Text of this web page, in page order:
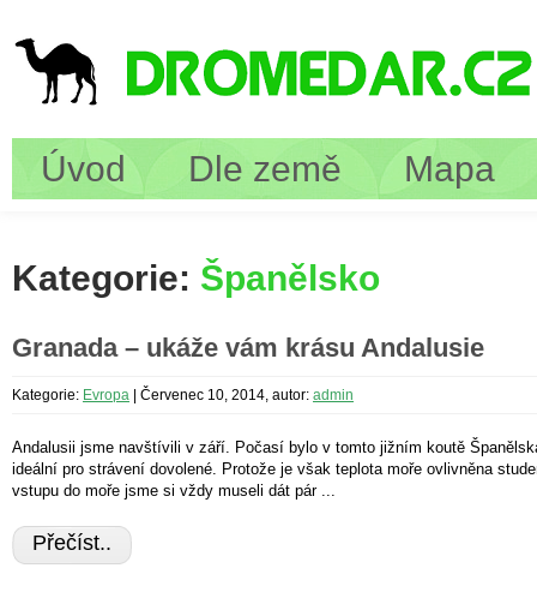
Úvod Dle země Mapa
Kategorie: Španělsko
Granada – ukáže vám krásu Andalusie
Kategorie: Evropa Červenec 10, 2014, autor: admin
Andalusii jsme navštívili v září. Počasí bylo v tomto jižním koutě
ideální pro strávení dovolené. Protože je však teplota moře ovlivněna
vstupu do moře jsme si vždy museli dát pár ...
Přečíst..